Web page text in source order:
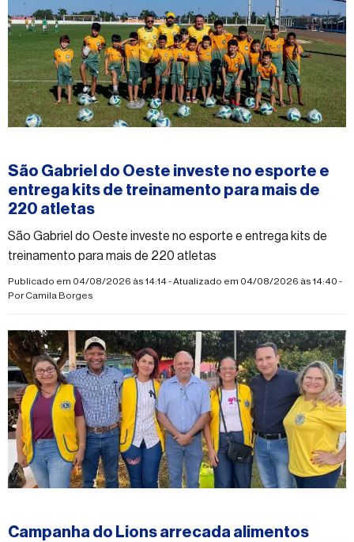
São Gabriel do Oeste investe no esporte e
entrega kits de treinamento para mais de
220 atletas
São Gabriel do Oeste investe no esporte e entrega kits de
treinamento para mais de 220 atletas
Publicado em 04/08/2026 às 14:14 - Atualizado em 04/08/2026 às 14:40 -
PorCamila Borges
Campanha do Lions arrecada alimentos